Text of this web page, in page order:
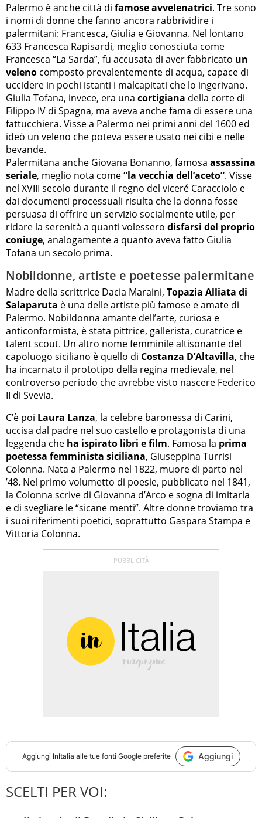
Palermo è anche città di famose avvelenatrici. Tre sono
i nomi di donne che fanno ancora rabbrividire i
palermitani: Francesca, Giulia e Giovanna. Nel lontano
633 Francesca Rapisardi, meglio conosciuta come
Francesca “La Sarda”, fu accusata di aver fabbricato un
veleno composto prevalentemente di acqua, capace di
uccidere in pochi istanti i malcapitati che lo ingerivano.
Giulia Tofana, invece, era una cortigiana della corte di
Filippo IV di Spagna, ma aveva anche fama di essere una
fattucchiera. Visse a Palermo nei primi anni del 1600 ed
ideò un veleno che poteva essere usato nei cibi e nelle
bevande.
Palermitana anche Giovana Bonanno, famosa assassina
seriale, meglio nota come“la vecchia dell’aceto”. Visse
nel XVIII secolo durante il regno del viceré Caracciolo e
dai documenti processuali risulta che la donna fosse
persuasa di offrire un servizio socialmente utile, per
ridare la serenità a quanti volessero disfarsi del proprio
coniuge, analogamente a quanto aveva fatto Giulia
Tofana un secolo prima.
Nobildonne, artiste e poetesse palermitane
Madre della scrittrice Dacia Maraini, Topazia Alliata di
Salaparuta è una delle artiste più famose e amate di
Palermo. Nobildonna amante dell’arte, curiosa e
anticonformista, è stata pittrice, gallerista, curatrice e
talent scout. Un altro nome femminile altisonante del
capoluogo siciliano è quello di Costanza D’Altavilla, che
ha incarnato il prototipo della regina medievale, nel
controverso periodo che avrebbe visto nascere Federico
II di Svevia.
C’è poi Laura Lanza, la celebre baronessa di Carini,
uccisa dal padre nel suo castello e protagonista di una
leggenda che ha ispirato libri e film. Famosa la prima
poetessa femminista siciliana, Giuseppina Turrisi
Colonna. Nata a Palermo nel 1822, muore di parto nel
’48. Nel primo volumetto di poesie, pubblicato nel 1841,
la Colonna scrive di Giovanna d’Arco e sogna di imitarla
e di svegliare le “sicane menti”. Altre donne troviamo tra
i suoi riferimenti poetici, soprattutto Gaspara Stampa e
Vittoria Colonna.
Aggiungi InItalia alle tue fonti Google preferite Aggiungi
SCELTI PER VOI: